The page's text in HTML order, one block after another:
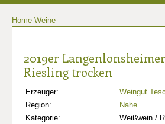
Home Weine
2019er
Riesling trocken
Erzeuger:
Weingut
Region:
Nahe
Kategorie:
Weißwein /